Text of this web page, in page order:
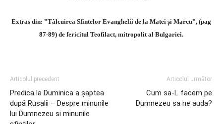
Extras din: ”Tâlcuirea Sfintelor Evanghelii de la Matei și Marcu”, (pag
87-89) de fericitul Teofilact, mitropolit al Bulgariei.
Articolul precedent
Predica la Duminica a şaptea
după Rusalii – Despre minunile
lui Dumnezeu si minunile
Articolul următor
Cum sa-L facem pe
Dumnezeu sa ne auda?